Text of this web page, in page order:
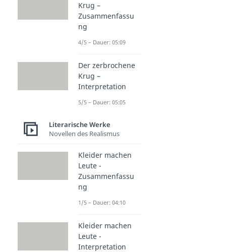
Krug –
Zusammenfassu
ng
4/5 – Dauer: 05:09
Der zerbrochene
Krug –
Interpretation
5/5 – Dauer: 05:05
Literarische Werke
Novellen des Realismus
Kleider machen
Leute -
Zusammenfassu
ng
1/5 – Dauer: 04:10
Kleider machen
Leute -
Interpretation